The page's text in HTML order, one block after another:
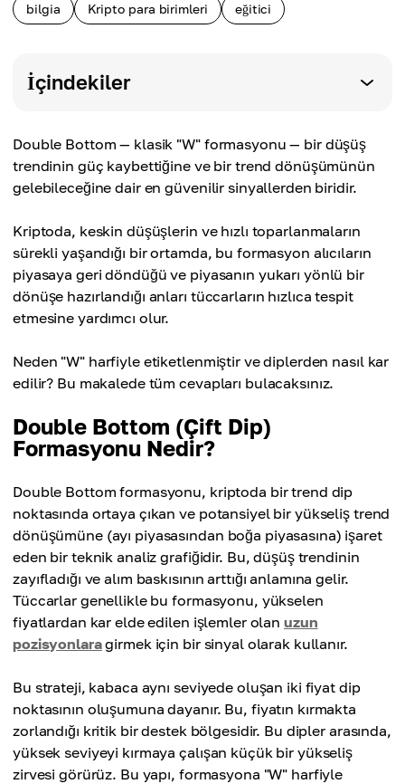
bilgia Kripto para birimleri eğitici
İçindekiler
Double Bottom — klasik "W" formasyonu — bir düşüş
trendinin güç kaybettiğine ve bir trend dönüşümünün
gelebileceğine dair en güvenilir sinyallerden biridir.
Kriptoda, keskin düşüşlerin ve hızlı toparlanmaların
sürekli yaşandığı bir ortamda, bu formasyon alıcıların
piyasaya geri döndüğü ve piyasanın yukarı yönlü bir
dönüşe hazırlandığı anları tüccarların hızlıca tespit
etmesine yardımcı olur.
Neden "W" harfiyle etiketlenmiştir ve diplerden nasıl kar
edilir? Bu makalede tüm cevapları bulacaksınız.
Double Bottom (Çift Dip)
Formasyonu Nedir?
Double Bottom formasyonu, kriptoda bir trend dip
noktasında ortaya çıkan ve potansiyel bir yükseliş trend
dönüşümüne (ayı piyasasından boğa piyasasına) işaret
eden bir teknik analiz grafiğidir. Bu, düşüş trendinin
zayıfladığı ve alım baskısının arttığı anlamına gelir.
Tüccarlar genellikle bu formasyonu, yükselen
fiyatlardan kar elde edilen işlemler olan uzun
pozisyonlaragirmek için bir sinyal olarak kullanır.
Bu strateji, kabaca aynı seviyede oluşan iki fiyat dip
noktasının oluşumuna dayanır. Bu, fiyatın kırmakta
zorlandığı kritik bir destek bölgesidir. Bu dipler arasında,
yüksek seviyeyi kırmaya çalışan küçük bir yükseliş
zirvesi görürüz. Bu yapı, formasyona "W" harfiyle